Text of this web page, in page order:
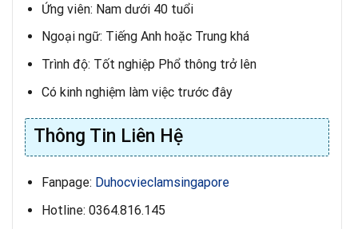
Ứng viên: Nam dưới 40 tuổi
Ngoại ngữ: Tiếng Anh hoặc Trung khá
Trình độ: Tốt nghiệp Phổ thông trở lên
Có kinh nghiệm làm việc trước đây
Thông Tin Liên Hệ
Fanpage: Duhocvieclamsingapore
Hotline: 0364.816.145